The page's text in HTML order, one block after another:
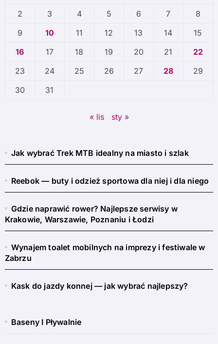
2
3 4 5 6 7
8
9
10 11 12 13 14
15
16
17 18 19 20 21
22
23
24 25 26 27 28
29
30
31
« lis sty »
Jak wybrać Trek MTB idealny na miasto i szlak
Reebok — buty i odzież sportowa dla niej i dla niego
Gdzie naprawić rower? Najlepsze serwisy w
Krakowie, Warszawie, Poznaniu i Łodzi
Wynajem toalet mobilnych na imprezy i festiwale w
Zabrzu
Kask do jazdy konnej — jak wybrać najlepszy?
Baseny I Pływalnie